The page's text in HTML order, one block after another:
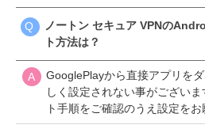
ノートン セキュア VPNの
ト方法は？
GooglePlayから直接アプリを
しく設定されない事がござい
ト手順をご確認のうえ設定をお